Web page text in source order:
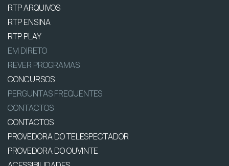
RTP ARQUIVOS
RTP ENSINA
RTP PLAY
EM DIRETO
REVER PROGRAMAS
CONCURSOS
PERGUNTAS FREQUENTES
CONTACTOS
CONTACTOS
PROVEDORA DO TELESPECTADOR
PROVEDORA DO OUVINTE